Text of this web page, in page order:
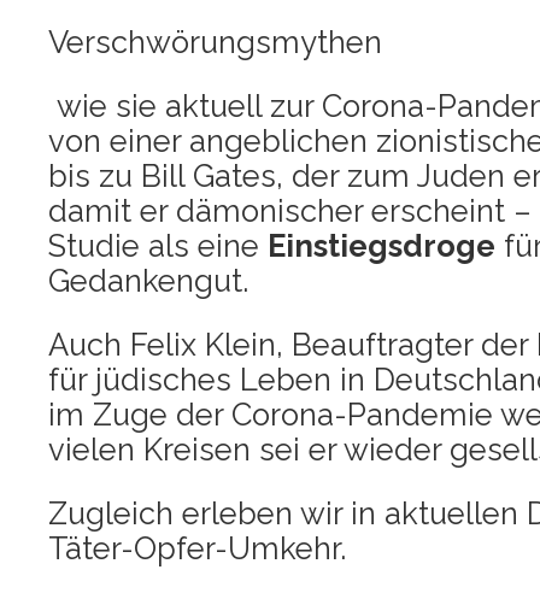
Ver­schwö­rungs­my­then
wie sie aktu­ell zur Coro­na-
von einer angeb­li­chen
bis zu Bill Gates, der zum Juden
damit er dämo­ni­scher erscheint
Stu­die als eine Ein­stiegs­dro­ge
Gedankengut.
Auch Felix Klein, Beauf­trag­ter
für jüdi­sches Leben in
im Zuge der Coro­na-Pan­de­mie
vie­len Krei­sen sei er wie­der
Zugleich erle­ben wir in aktu­el­len
Täter-Opfer-Umkehr.